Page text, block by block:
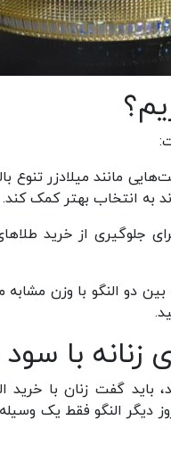
مانند میلادزر تنوع
به انتخاب بهتر کمک کند.
جلوگیری از خرید
دو النگو با وزن
زنانه با
باید گفت زنان با
دیگر النگو فقط یک